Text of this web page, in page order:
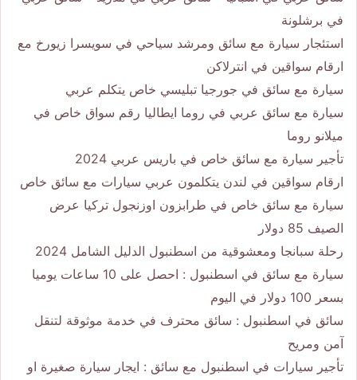
في برشلونة
استئجار سيارة مع سائق ومرشد سياحي في سويسرا زيورخ مع
ارقام سواقين في انترلاكن
سيارة مع سائق في جورجيا تبليسي خاص يتكلم عربي
سيارة مع سائق عربي في روما ايطاليا رقم سواق خاص في
ميلانو روما
تأجير سيارة مع سائق خاص في باريس عربي 2024
ارقام سواقين في لندن يتكلمون عربي سيارات مع سائق خاص
سيارة مع سائق خاص في طرابزون اوزنجول تركيا عرض
الصيف 85 دولار
رحلة سبانجا ومعشوقية من اسطنبول الدليل الشامل 2024
سيارة مع سائق في اسطنبول : احصل على 10 ساعات يوميا
بسعر 100 دولار في اليوم
سائق في اسطنبول : سائق محترف في خدمة موثوقة لتنقل
آمن ومريح
تأجير سيارات في اسطنبول مع سائق : ايجار سيارة صغيرة او